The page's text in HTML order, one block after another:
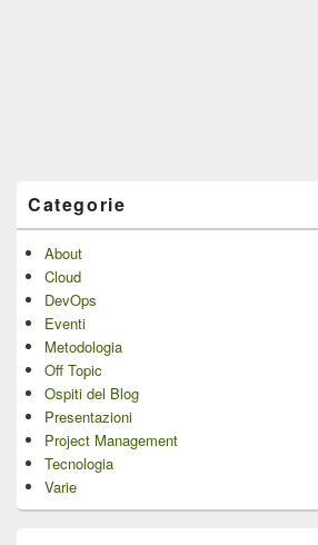
Categorie
About
Cloud
DevOps
Eventi
Metodologia
Off Topic
Ospiti del Blog
Presentazioni
Project Management
Tecnologia
Varie